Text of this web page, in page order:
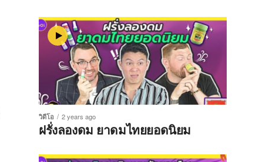
วิดีโอ 2 years ago
ฝรั่งลองดม ยาดมไทยยอดนิยม